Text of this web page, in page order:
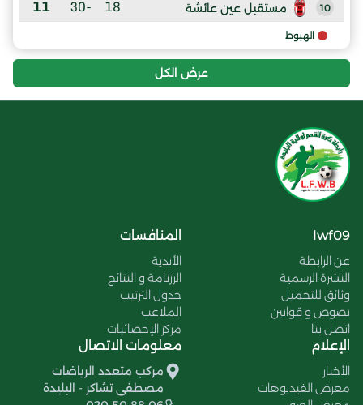
10 مستقبل عين عائشة 18
-30
11
الهبوط
عرض الكل
lwf09
عن الرابطة
النشرة الرسمية
وثائق للتحميل
نصوص و قوانين
اتصل بنا
المنافسات
الأندية
الرزنامة و النتائج
جدول الترتيب
الملاعب
مركز الإحصائيات
الإعلام
الأخبار
معرض الفيديوهات
معلومات الاتصال
مركب متعدد الرياضات
مصطفى تشاكر - البليدة